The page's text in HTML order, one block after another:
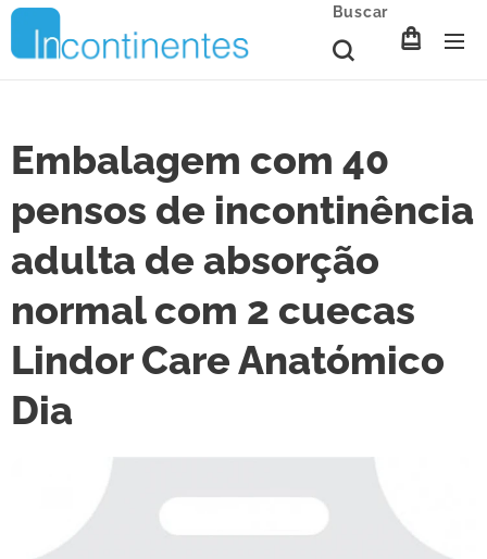
Buscar
Embalagem com 40
pensos de incontinência
adulta de absorção
normal com 2 cuecas
Lindor Care Anatómico
Dia